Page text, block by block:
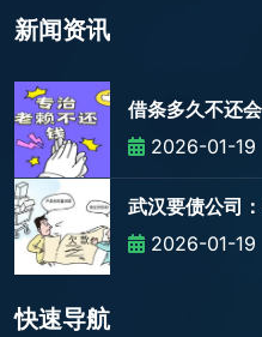
新闻资讯
借条多久不还
2026-01-19
武汉要债公司
2026-01-19
快速导航